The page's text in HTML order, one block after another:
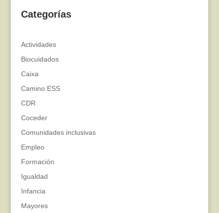
Categorías
Actividades
Biocuidados
Caixa
Camino ESS
CDR
Coceder
Comunidades inclusivas
Empleo
Formación
Igualdad
Infancia
Mayores